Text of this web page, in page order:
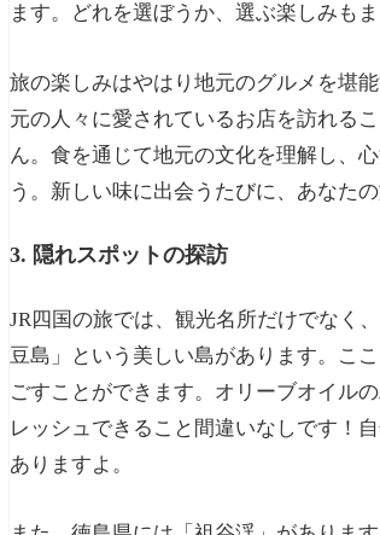
ます。どれを選ぼうか、選ぶ楽しみもま
旅の楽しみはやはり地元のグルメを堪
元の人々に愛されているお店を訪れる
ん。食を通じて地元の文化を理解し、
う。新しい味に出会うたびに、あなた
3. 隠れスポットの探訪
JR四国の旅では、観光名所だけでなく
豆島」という美しい島があります。こ
ごすことができます。オリーブオイル
レッシュできること間違いなしです！
ありますよ。